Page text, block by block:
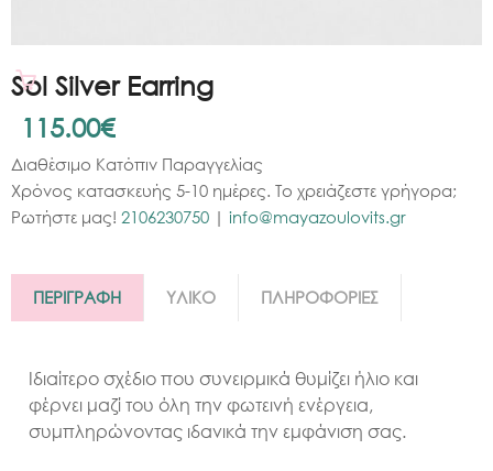
Sol Silver Earring
115.00€
Διαθέσιμο Κατόπιν Παραγγελίας
Χρόνος κατασκευής 5-10 ημέρες. Το χρειάζεστε γρήγορα;
Ρωτήστε μας! 2106230750 | info@mayazoulovits.gr
ΠΕΡΙΓΡΑΦΗ ΥΛΙΚΟ ΠΛΗΡΟΦΟΡΙΕΣ
Ιδιαίτερο σχέδιο που συνειρμικά θυμίζει ήλιο και
φέρνει μαζί του όλη την φωτεινή ενέργεια,
συμπληρώνοντας ιδανικά την εμφάνιση σας.